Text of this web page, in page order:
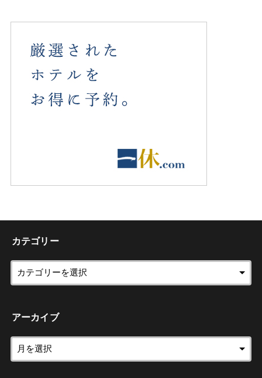
カテゴリー
アーカイブ